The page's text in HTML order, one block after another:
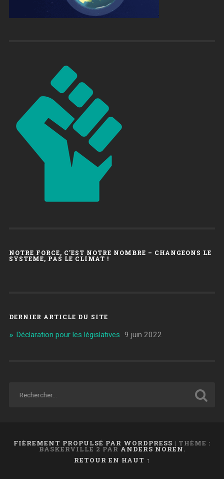
NOTRE FORCE, C’EST NOTRE NOMBRE – CHANGEONS LE
SYSTEME, PAS LE CLIMAT !
DERNIER ARTICLE DU SITE
Déclaration pour les législatives 9 juin 2022
FIÈREMENT PROPULSÉ PAR WORDPRESS | THÈME :
BASKERVILLE 2 PAR ANDERS NOREN.
RETOUR EN HAUT ↑